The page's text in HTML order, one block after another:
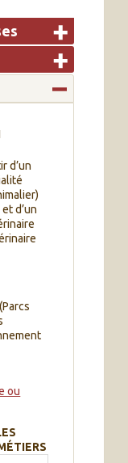
d’un
d’un
ou